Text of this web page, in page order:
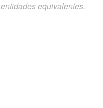
equivalentes.